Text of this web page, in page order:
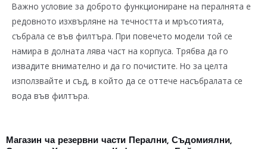
Важно условие за доброто функциониране на пералнята е
редовното изхвърляне на течността и мръсотията,
събрала се във филтъра. При повечето модели той се
намира в долната лява част на корпуса. Трябва да го
извадите внимателно и да го почистите. Но за целта
използвайте и съд, в който да се оттече насъбралата се
вода във филтъра.
Магазин ча резервни части Перални, Съдомиялни,